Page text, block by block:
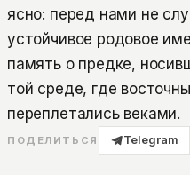
ясно: перед нами не
устойчивое родовое
память о предке,
той среде, где
переплетались веками.
ПОДЕЛИТЬСЯ Telegram